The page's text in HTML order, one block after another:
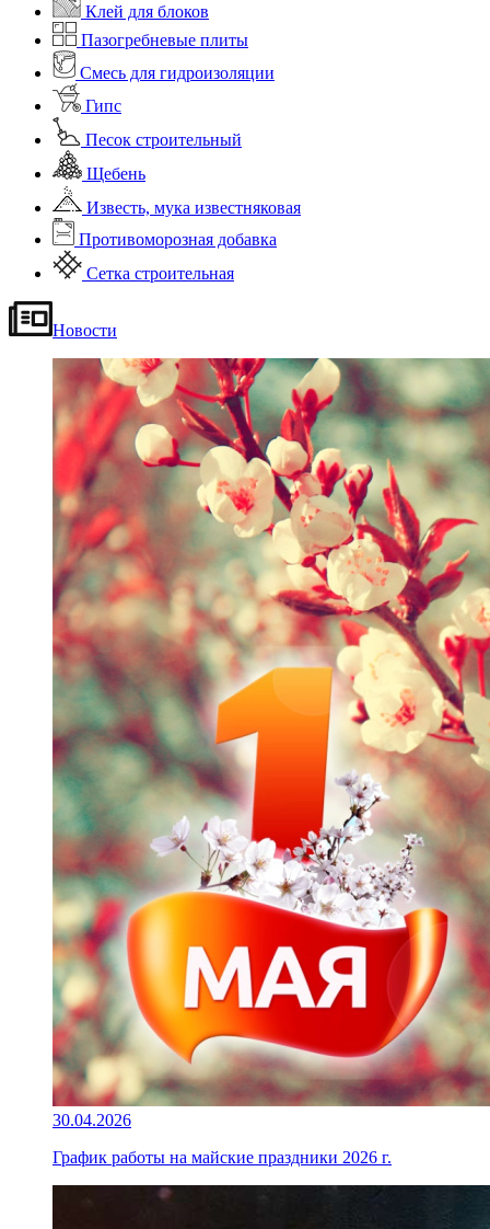
Клей для блоков
Пазогребневые плиты
Смесь для гидроизоляции
Гипс
Песок строительный
Щебень
Известь, мука известняковая
Противоморозная добавка
Сетка строительная
Новости
30.04.2026
График работы на майские праздники 2026 г.